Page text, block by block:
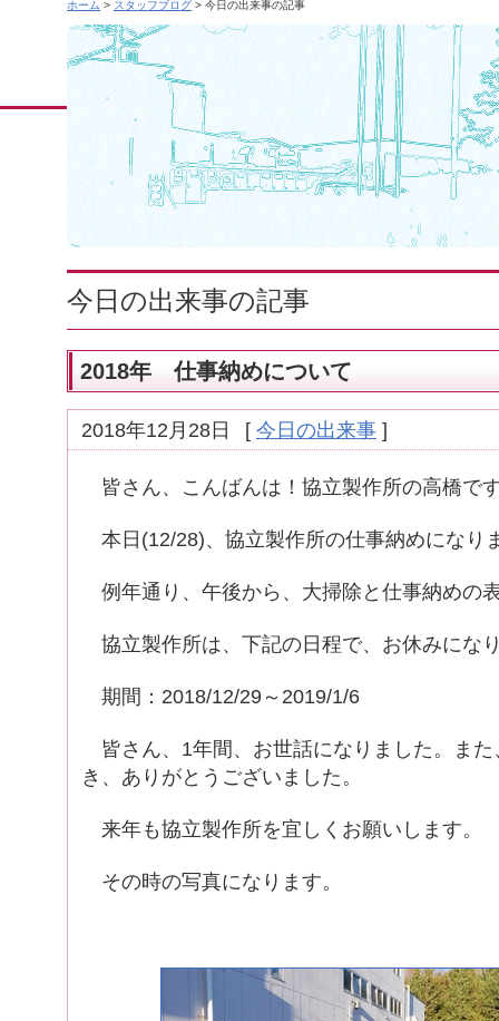
ホーム > スタッフブログ > 今日の出来事の記事
今日の出来事の記事
2018年 仕事納めについて
2018年12月28日 [ 今日の出来事]
皆さん、こんばんは！協立製作所の高橋で
本日(12/28)、協立製作所の仕事納めになり
例年通り、午後から、大掃除と仕事納めの
協立製作所は、下記の日程で、お休みにな
期間：2018/12/29～2019/1/6
皆さん、1年間、お世話になりました。また
き、ありがとうございました。
来年も協立製作所を宜しくお願いします。
その時の写真になります。